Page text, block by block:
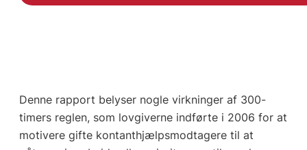
Denne rapport belyser nogle virkninger af 300-
timers reglen, som lovgiverne indførte i 2006 for at
motivere gifte kontanthjælpsmodtagere til at